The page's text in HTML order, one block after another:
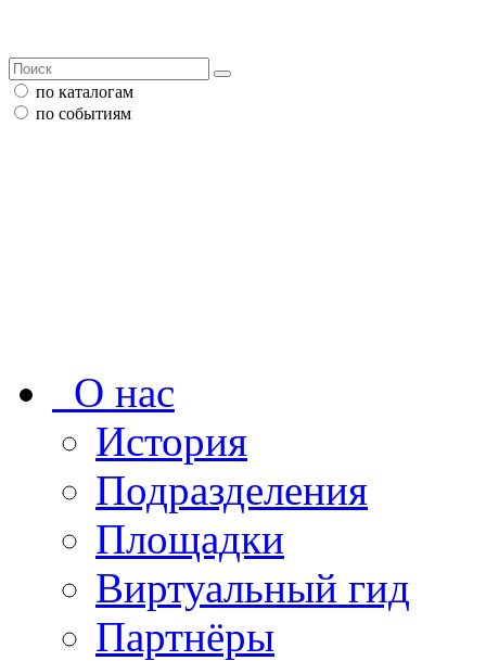
по каталогам
по событиям
О нас
История
Подразделения
Площадки
Виртуальный гид
Партнёры